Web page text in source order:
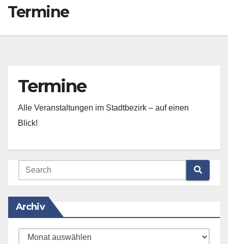
Termine
Termine
Alle Veranstaltungen im Stadtbezirk – auf einen
Blick!
Archiv
Archiv